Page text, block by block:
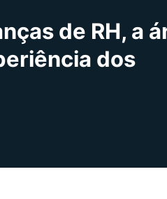
de RH, a
dos